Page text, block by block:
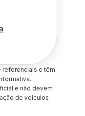
referenciais e têm
e não devem
de veículos